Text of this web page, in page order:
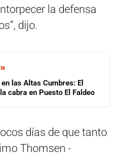
la defensa
dijo.
las Altas Cumbres: El
cabra en Puesto El Faldeo
días de que tanto
Thomsen -